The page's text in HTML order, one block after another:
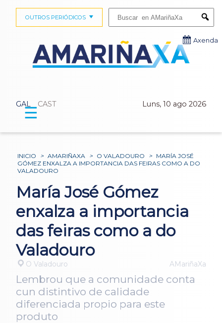
GAL CAST Luns, 10 ago 2026
OUTROS PERIÓDICOS
Axenda
☰
INICIO > AMARIÑAXA > O VALADOURO > MARÍA JOSÉ
GÓMEZ ENXALZA A IMPORTANCIA DAS FEIRAS COMO A DO
VALADOURO
María José Gómez
enxalza a importancia
das feiras como a do
Valadouro
O Valadouro AMariñaXa
Lembrou que a comunidade conta
cun distintivo de calidade
diferenciada propio para este
produto